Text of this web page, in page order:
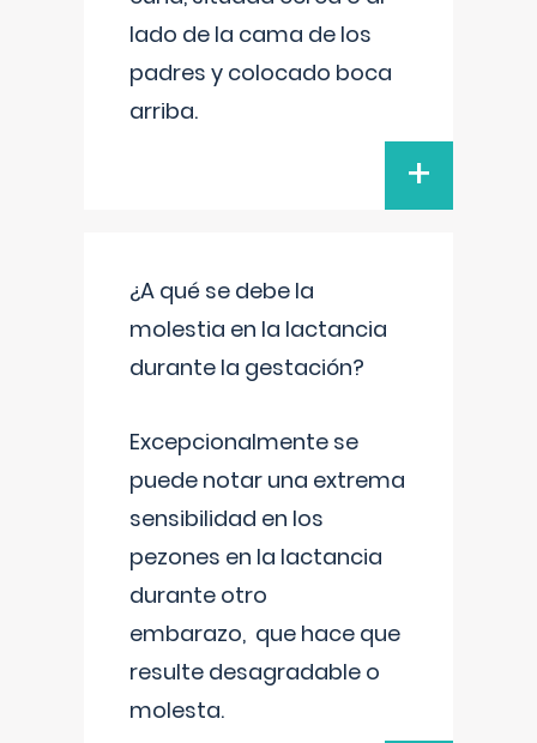
lado de la cama de los
padres y colocado boca
arriba.
+
¿A qué se debe la
molestia en la lactancia
durante la gestación?
Excepcionalmente se
puede notar una extrema
sensibilidad en los
pezones en la lactancia
durante otro
embarazo, que hace que
resulte desagradable o
molesta.